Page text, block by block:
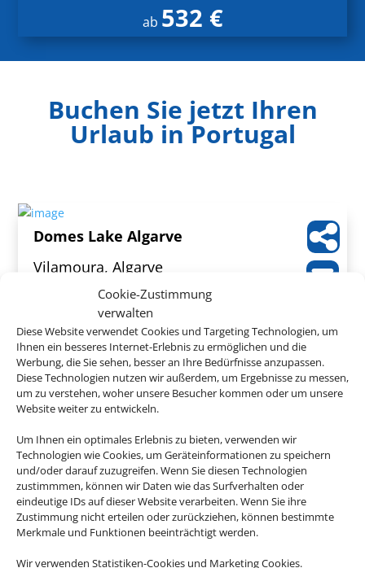
Cookie-Zustimmung
verwalten
Diese Website verwendet Cookies und Targeting Technologien, um
Ihnen ein besseres Internet-Erlebnis zu ermöglichen und die
Werbung, die Sie sehen, besser an Ihre Bedürfnisse anzupassen.
Diese Technologien nutzen wir außerdem, um Ergebnisse zu messen,
um zu verstehen, woher unsere Besucher kommen oder um unsere
Website weiter zu entwickeln.
Um Ihnen ein optimales Erlebnis zu bieten, verwenden wir
Technologien wie Cookies, um Geräteinformationen zu speichern
und/oder darauf zuzugreifen. Wenn Sie diesen Technologien
zustimmmen, können wir Daten wie das Surfverhalten oder
eindeutige IDs auf dieser Website verarbeiten. Wenn Sie ihre
Zustimmung nicht erteilen oder zurückziehen, können bestimmte
Merkmale und Funktionen beeinträchtigt werden.
Wir verwenden Statistiken-Cookies und Marketing Cookies.
ab 532 €
Buchen Sie jetzt Ihren
Urlaub in Portugal
Domes Lake Algarve
Vilamoura, Algarve
ab 747 €
Quinta dos Poetas
Olhão, Algarve